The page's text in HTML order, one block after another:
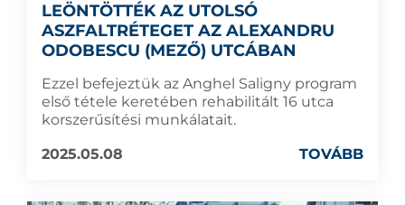
LEÖNTÖTTÉK AZ UTOLSÓ
ASZFALTRÉTEGET AZ ALEXANDRU
ODOBESCU (MEZŐ) UTCÁBAN
Ezzel befejeztük az Anghel Saligny program
első tétele keretében rehabilitált 16 utca
korszerűsítési munkálatait.
2025.05.08
TOVÁBB